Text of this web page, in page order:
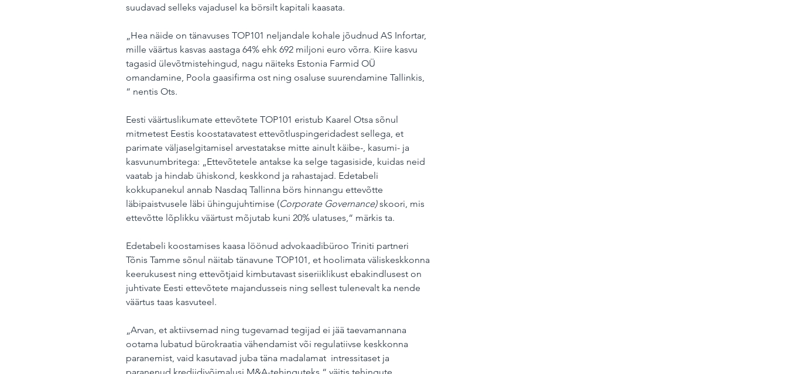
suudavad selleks vajadusel ka börsilt kapitali kaasata.
„Hea näide on tänavuses TOP101 neljandale kohale jõudnud AS Infortar,
mille väärtus kasvas aastaga 64% ehk 692 miljoni euro võrra. Kiire kasvu
tagasid ülevõtmistehingud, nagu näiteks Estonia Farmid OÜ
omandamine, Poola gaasifirma ost ning osaluse suurendamine Tallinkis,
“ nentis Ots.
Eesti väärtuslikumate ettevõtete TOP101 eristub Kaarel Otsa sõnul
mitmetest Eestis koostatavatest ettevõtluspingeridadest sellega, et
parimate väljaselgitamisel arvestatakse mitte ainult käibe-, kasumi- ja
kasvunumbritega: „Ettevõtetele antakse ka selge tagasiside, kuidas neid
vaatab ja hindab ühiskond, keskkond ja rahastajad. Edetabeli
kokkupanekul annab Nasdaq Tallinna börs hinnangu ettevõtte
läbipaistvusele läbi ühingujuhtimise (Corporate Governance) skoori, mis
ettevõtte lõplikku väärtust mõjutab kuni 20% ulatuses,“ märkis ta.
Edetabeli koostamises kaasa löönud advokaadibüroo Triniti partneri
Tõnis Tamme sõnul näitab tänavune TOP101, et hoolimata väliskeskkonna
keerukusest ning ettevõtjaid kimbutavast siseriiklikust ebakindlusest on
juhtivate Eesti ettevõtete majandusseis ning sellest tulenevalt ka nende
väärtus taas kasvuteel.
„Arvan, et aktiivsemad ning tugevamad tegijad ei jää taevamannana
ootama lubatud bürokraatia vähendamist või regulatiivse keskkonna
paranemist, vaid kasutavad juba täna madalamat  intressitaset ja